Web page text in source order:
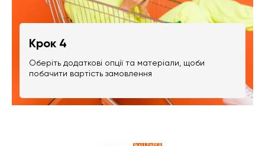
Крок 4
Оберіть додаткові опції та матеріали, щоби
побачити вартість замовлення